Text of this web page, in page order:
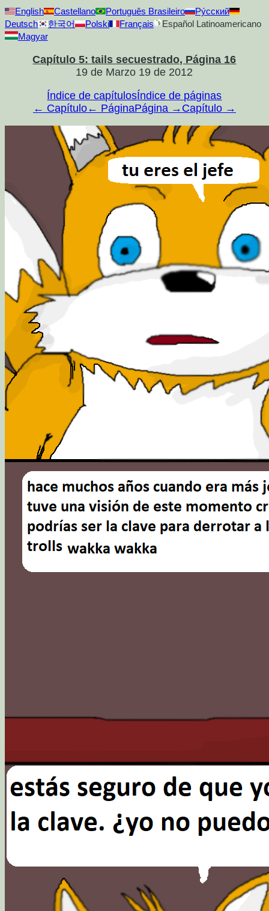
English Castellano Português Brasileiro
Ру́сский
Deutsch
한국어 Polski Français
Español Latinoamericano
Magyar
Capítulo 5: tails secuestrado, Página 16
19 de Marzo 19 de 2012
Índice de capítulosÍndice de páginas
← Capítulo← PáginaPágina → Capítulo →